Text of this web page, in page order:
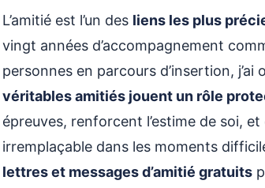
↳ 📱 Message Amitié #4 – Complicité
↳ 📱 Message Amitié #5 – Gratitude
📱 Message Amitié #6 – Affection
↳
↳ 📱 Message Amitié #8 – Joie de l’Amitié
3. 🤝 Lettres de Réconciliation Amicale
L’amitié est l’un des liens les plus
vingt années d’accompagnement
personnes en parcours d’insertion,
véritables amitiés jouent un rôle
épreuves, renforcent l’estime de soi,
irremplaçable dans les moments
lettres et messages d’amitié gratuits